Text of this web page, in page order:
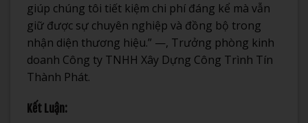
giúp chúng tôi tiết kiệm chi phí đáng kể mà vẫn
giữ được sự chuyên nghiệp và đồng bộ trong
nhận diện thương hiệu.” —, Trưởng phòng kinh
doanh Công ty TNHH Xây Dựng Công Trình Tín
Thành Phát.
Kết Luận: